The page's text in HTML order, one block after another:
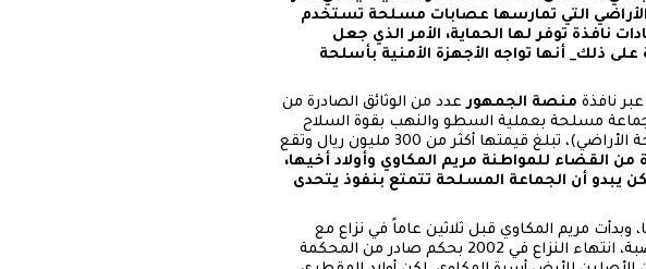
التي تمارسها عصابات مسلحة تستخدم
نافذة توفر لها الحماية، الأمر الذي جعل
ذلك_ أنها تواجه الأجهزة الأمنية بأسلحة
منصة الجمهورعدد من الوثائق الصادرة من
جماعة مسلحة بعملية السطو والنهب بقوة السلاح
على أرضية مساحتها أكثر من 61 قصبة (وحدة قياس عرفية تستخدم لتقدير مساحة الأراضي)، تبلغ قيمتها أكثر من 300 مليون ريال وتقع
من القضاء للمواطنة مريم المكاوي وأولاد أخيها،
يبدو أن الجماعة المسلحة تتمتع بنفوذ يتحدى
مريم المكاوي قبل ثلاثين عاماً في نزاع مع
سلطان أحمد عثمان المقطري حول مساحة أرض واسعة تبلغ مساحتها 400 قصبة، انتهاء النزاع في 2002 بحكم صادر من المحكمة